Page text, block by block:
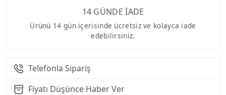
14 GÜNDE İADE
Ürünü 14 gün içerisinde ücretsiz ve kolayca iade
edebilirsiniz.
Telefonla Sipariş
Fiyatı Düşünce Haber Ver